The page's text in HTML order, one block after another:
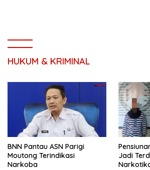
HUKUM & KRIMINAL
BNN Pantau ASN Parigi
Moutong Terindikasi
Narkoba
Jadi